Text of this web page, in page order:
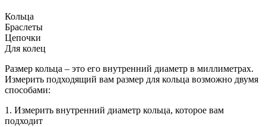
Кольца
Браслеты
Цепочки
Для колец
Размер кольца – это его внутренний диаметр в миллиметрах.
Измерить подходящий вам размер для кольца возможно двумя
способами:
1. Измерить внутренний диаметр кольца, которое вам
подходит